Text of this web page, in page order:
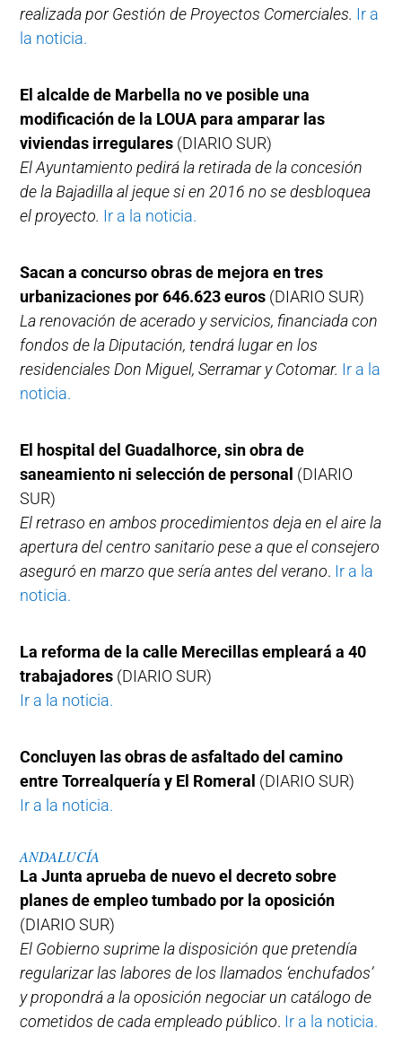
realizada por Gestión de Proyectos Comerciales. Ir a
la noticia.
El alcalde de Marbella no ve posible una
modificación de la LOUA para amparar las
viviendas irregulares (DIARIO SUR)
El Ayuntamiento pedirá la retirada de la concesión
de la Bajadilla al jeque si en 2016 no se desbloquea
el proyecto. Ir a la noticia.
Sacan a concurso obras de mejora en tres
urbanizaciones por 646.623 euros (DIARIO SUR)
La renovación de acerado y servicios, financiada con
fondos de la Diputación, tendrá lugar en los
residenciales Don Miguel, Serramar y Cotomar. Ir a la
noticia.
El hospital del Guadalhorce, sin obra de
saneamiento ni selección de personal (DIARIO
SUR)
El retraso en ambos procedimientos deja en el aire la
apertura del centro sanitario pese a que el consejero
aseguró en marzo que sería antes del verano. Ir a la
noticia.
La reforma de la calle Merecillas empleará a 40
trabajadores (DIARIO SUR)
Ir a la noticia.
Concluyen las obras de asfaltado del camino
entre Torrealquería y El Romeral (DIARIO SUR)
Ir a la noticia.
ANDALUCÍA
La Junta aprueba de nuevo el decreto sobre
planes de empleo tumbado por la oposición
(DIARIO SUR)
El Gobierno suprime la disposición que pretendía
regularizar las labores de los llamados ‘enchufados’
y propondrá a la oposición negociar un catálogo de
cometidos de cada empleado público. Ir a la noticia.